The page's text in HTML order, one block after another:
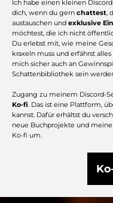
Ich habe einen kleinen
dich, wenn du gern chattest,
austauschen und exklusive
möchtest, die ich nicht
Du erlebst mit, wie meine
kraxeln muss und erfährst
mich sicher auch an
Schattenbibliothek sein
Zugang zu meinem Discord-
Ko-fi. Das ist eine Plattform,
kannst. Dafür erhältst du
neue Buchprojekte und
Ko-fi um.